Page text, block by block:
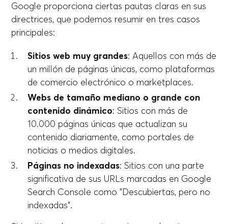
Google proporciona ciertas pautas claras en sus
directrices, que podemos resumir en tres casos
principales:
Sitios web muy grandes: Aquellos con más de
un millón de páginas únicas, como plataformas
de comercio electrónico o marketplaces.
Webs de tamaño mediano o grande con
contenido dinámico: Sitios con más de
10.000 páginas únicas que actualizan su
contenido diariamente, como portales de
noticias o medios digitales.
Páginas no indexadas: Sitios con una parte
significativa de sus URLs marcadas en Google
Search Console como "Descubiertas, pero no
indexadas".